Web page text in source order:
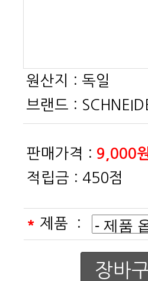
원산지 : 독일
브랜드 :
판매가격 : 9,000
적립금 : 450점
* 제품 :
장바